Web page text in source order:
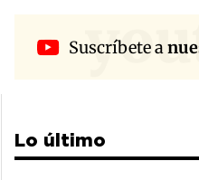
Suscríbete a
Lo último